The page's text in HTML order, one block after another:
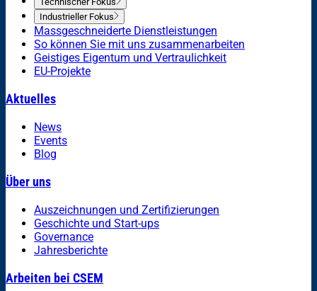
Industrieller Fokus
Massgeschneiderte Dienstleistungen
So können Sie mit uns zusammenarbeiten
Geistiges Eigentum und Vertraulichkeit
EU-Projekte
Aktuelles
News
Events
Blog
Über uns
Auszeichnungen und Zertifizierungen
Geschichte und Start-ups
Governance
Jahresberichte
Arbeiten bei CSEM